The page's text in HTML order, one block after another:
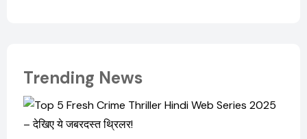
Trending News